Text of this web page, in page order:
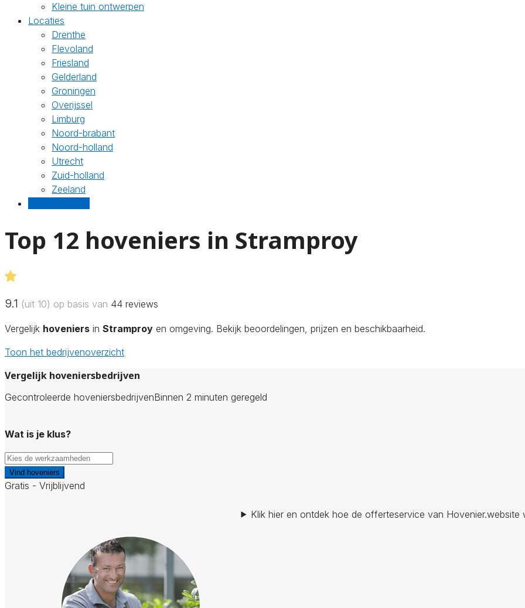
Kleine tuin ontwerpen
Locaties
Drenthe
Flevoland
Friesland
Gelderland
Groningen
Overijssel
Limburg
Noord-brabant
Noord-holland
Utrecht
Zuid-holland
Zeeland
Top 12 hoveniers in Stramproy
9.1 (uit 10) op basis van 44 reviews
Vergelijk hoveniers in Stramproy en omgeving. Bekijk beoordelingen, prijzen en beschikbaarheid.
Toon het bedrijvenoverzicht
Vergelijk hoveniersbedrijven
Gecontroleerde hoveniersbedrijvenBinnen 2 minuten geregeld
Wat is je klus?
Vind hoveniers
Gratis - Vrijblijvend
Klik hier en ontdek hoe de offerteservice van Hovenier.website